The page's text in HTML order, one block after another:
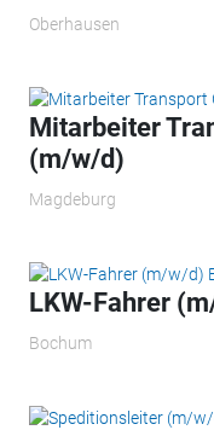
Oberhausen
Mitarbeiter
(m/w/d)
Magdeburg
LKW-Fahrer
Bochum